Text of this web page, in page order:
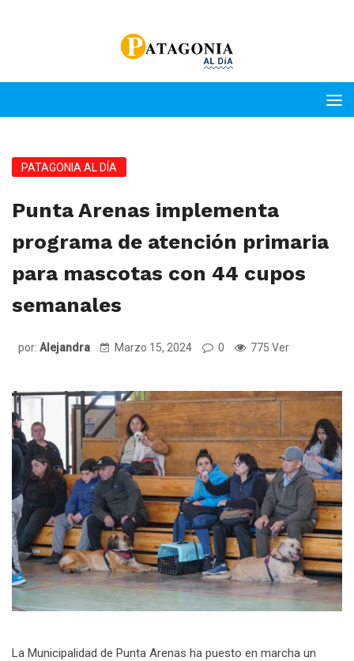
PATAGONIA AL DÍA
Punta Arenas implementa
programa de atención primaria
para mascotas con 44 cupos
semanales
por: Alejandra Marzo 15, 2024 0 775 Ver
La Municipalidad de Punta Arenas ha puesto en marcha un